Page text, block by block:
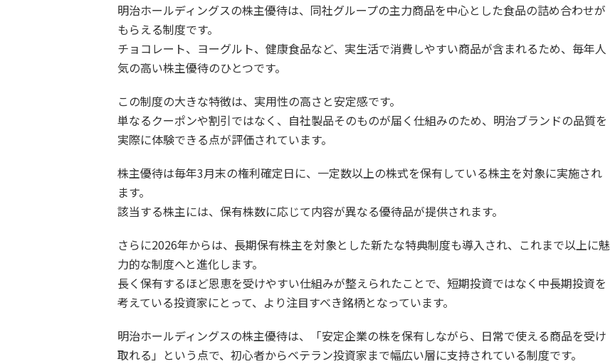
明治ホールディングスの株主優待は、同社グループの主力商品を中心とした食品の詰め合わせが
もらえる制度です。
チョコレート、ヨーグルト、健康食品など、実生活で消費しやすい商品が含まれるため、毎年人
気の高い株主優待のひとつです。
この制度の大きな特徴は、実用性の高さと安定感です。
単なるクーポンや割引ではなく、自社製品そのものが届く仕組みのため、明治ブランドの品質を
実際に体験できる点が評価されています。
株主優待は毎年3月末の権利確定日に、一定数以上の株式を保有している株主を対象に実施され
ます。
該当する株主には、保有株数に応じて内容が異なる優待品が提供されます。
さらに2026年からは、長期保有株主を対象とした新たな特典制度も導入され、これまで以上に魅
力的な制度へと進化します。
長く保有するほど恩恵を受けやすい仕組みが整えられたことで、短期投資ではなく中長期投資を
考えている投資家にとって、より注目すべき銘柄となっています。
明治ホールディングスの株主優待は、「安定企業の株を保有しながら、日常で使える商品を受け
取れる」という点で、初心者からベテラン投資家まで幅広い層に支持されている制度です。